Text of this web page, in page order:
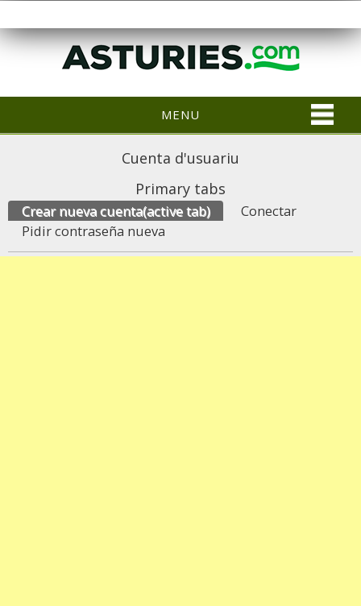
MENU
Cuenta d'usuariu
Primary tabs
Crear nueva cuenta(active tab)
Conectar
Pidir contraseña nueva